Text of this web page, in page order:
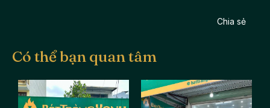
Chia sẻ
Có thể bạn quan tâm